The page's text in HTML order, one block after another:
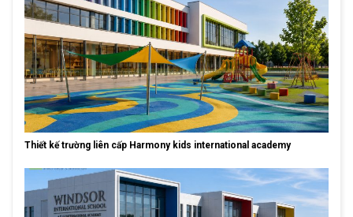
Thiết kế trường liên cấp Harmony kids international academy